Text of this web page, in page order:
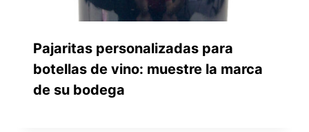
Pajaritas personalizadas para
botellas de vino: muestre la marca
de su bodega